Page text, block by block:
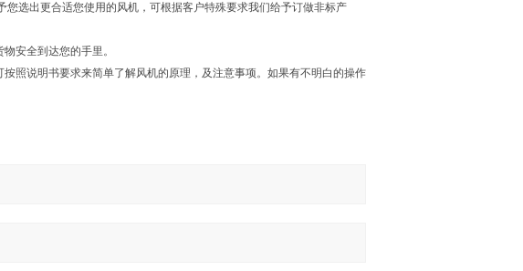
选出更合适您使用的风机，可根据客户特殊要求我们给予订做非标产
安全到达您的手里。
照说明书要求来简单了解风机的原理，及注意事项。如果有不明白的操作